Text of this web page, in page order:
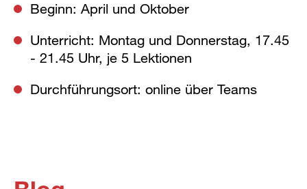
Beginn: April und Oktober
Unterricht: Montag und Donnerstag, 17.45
- 21.45 Uhr, je 5 Lektionen
Durchführungsort: online über Teams